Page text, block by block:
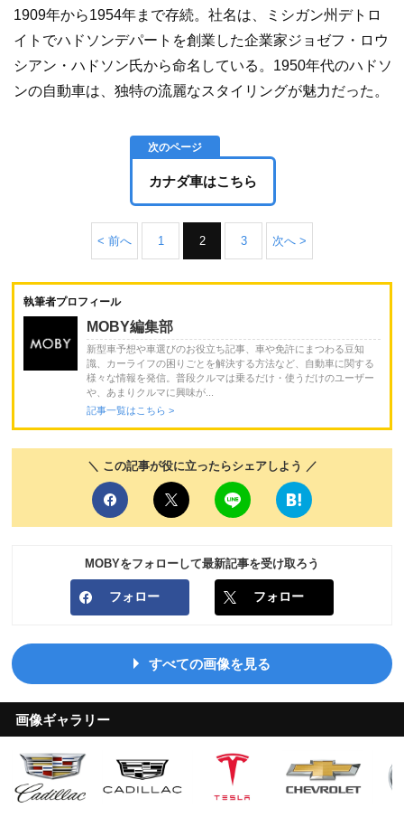
1909年から1954年まで存続。社名は、ミシガン州デトロ
イトでハドソンデパートを創業した企業家ジョゼフ・ロウ
シアン・ハドソン氏から命名している。1950年代のハドソ
ンの自動車は、独特の流麗なスタイリングが魅力だった。
カナダ車はこちら
< 前へ 1 2 3 次へ >
執筆者プロフィール
MOBY編集部
新型車予想や車選びのお役立ち記事、車や免許にまつわる豆知
識、カーライフの困りごとを解決する方法など、自動車に関する
様々な情報を発信。普段クルマは乗るだけ・使うだけのユーザー
や、あまりクルマに興味が...
記事一覧はこちら >
＼ この記事が役に立ったらシェアしよう ／
MOBYをフォローして最新記事を受け取ろう
フォロー フォロー
すべての画像を見る
画像ギャラリー